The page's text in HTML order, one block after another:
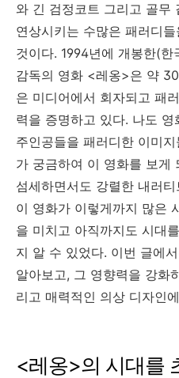
와 긴 검정코트 그리고 골무
연상시키는 수많은 패러디
것이다. 1994년에 개봉한(
감독의 영화 <레옹>은 약
은 미디어에서 회자되고 패
력을 증명하고 있다. 나도
주인공들을 패러디한 이미
가 궁금하여 이 영화를 보게
섬세하면서도 강렬한 내러
이 영화가 이렇게까지 많은
을 미치고 아직까지도 시대
지 알 수 있었다. 이번 글에
알아보고, 그 영향력을 강화
리고 매력적인 의상 디자인
<레옹>의 시대를